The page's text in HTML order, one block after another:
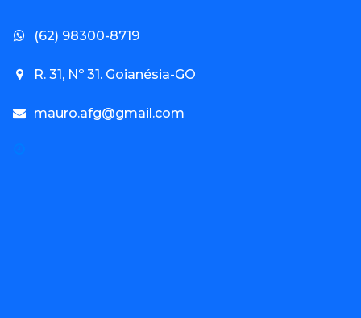
(62) 98300-8719
R. 31, Nº 31. Goianésia-GO
mauro.afg@gmail.com